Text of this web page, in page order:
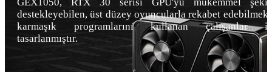
GEX1050, RTX 30 serisi GPU'yu mükemmel
destekleyebilen, üst düzey oyuncularla rekabet edebilmek
karmaşık programlarını kullanan çalışanlar
tasarlanmıştır.